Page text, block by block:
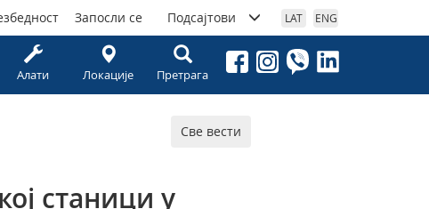
Алати Локације Претрага
Запосли се Подсајтови LAT ENG
Све вести
станици у